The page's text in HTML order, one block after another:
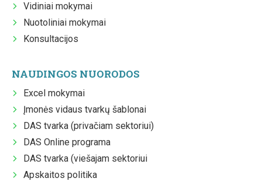
Vidiniai mokymai
Nuotoliniai mokymai
Konsultacijos
NAUDINGOS NUORODOS
Excel mokymai
Įmonės vidaus tvarkų šablonai
DAS tvarka (privačiam sektoriui)
DAS Online programa
DAS tvarka (viešajam sektoriui
Apskaitos politika